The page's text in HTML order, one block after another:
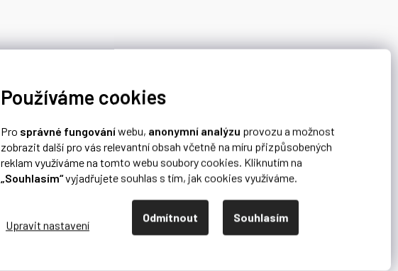
Používáme cookies
Pro správné fungováníwebu, anonymní analýzu provozu a možnost
zobrazit další pro vás relevantní obsah včetně na míru přizpůsobených
reklam využíváme na tomto webu soubory cookies. Kliknutím na
„Souhlasím“vyjadřujete souhlas s tím, jak cookies využíváme.
Odmítnout Souhlasím